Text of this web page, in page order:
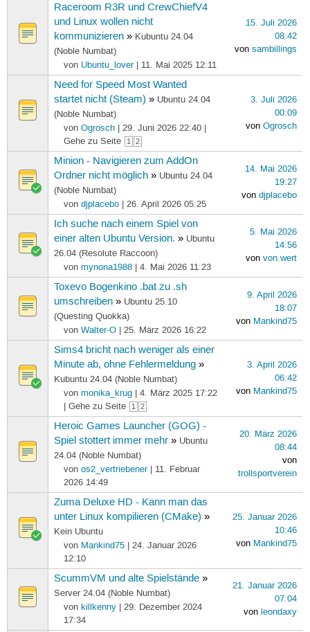
Raceroom R3R und CrewChiefV4
und Linux wollen nicht
kommunizieren » Kubuntu 24.04
(Noble Numbat)
von Ubuntu_lover| 11. Mai 2025 12:11
15. Juli 2026
08:42
von sambillings
Need for Speed Most Wanted
startet nicht (Steam) » Ubuntu 24.04
(Noble Numbat)
von Ogrosch| 29. Juni 2026 22:40 |
Gehe zu Seite
1 2
3. Juli 2026
00:09
von Ogrosch
Minion - Navigieren zum AddOn
Ordner nicht möglich » Ubuntu 24.04
(Noble Numbat)
von djplacebo| 26. April 2026 05:25
14. Mai 2026
19:27
von djplacebo
Ich suche nach einem Spiel von
einer alten Ubuntu Version. » Ubuntu
26.04 (Resolute Raccoon)
von mynona1988| 4. Mai 2026 11:23
5. Mai 2026
14:56
von von.wert
Toxevo Bogenkino .bat zu .sh
umschreiben » Ubuntu 25.10
(Questing Quokka)
von Walter-O| 25. März 2026 16:22
9. April 2026
18:07
von Mankind75
Sims4 bricht nach weniger als einer
Minute ab, ohne Fehlermeldung »
Kubuntu 24.04 (Noble Numbat)
von monika_krug| 4. März 2025 17:22
| Gehe zu Seite
1 2
3. April 2026
06:42
von Mankind75
Heroic Games Launcher (GOG) -
Spiel stottert immer mehr » Ubuntu
24.04 (Noble Numbat)
von os2_vertriebener| 11. Februar
2026 14:49
20. März 2026
08:44
von
trollsportverein
Zuma Deluxe HD - Kann man das
unter Linux kompilieren (CMake) »
Kein Ubuntu
von Mankind75| 24. Januar 2026
12:10
25. Januar 2026
10:46
von Mankind75
ScummVM und alte Spielstände »
Server 24.04 (Noble Numbat)
von killkenny| 29. Dezember 2024
17:34
21. Januar 2026
07:04
von leondaxy